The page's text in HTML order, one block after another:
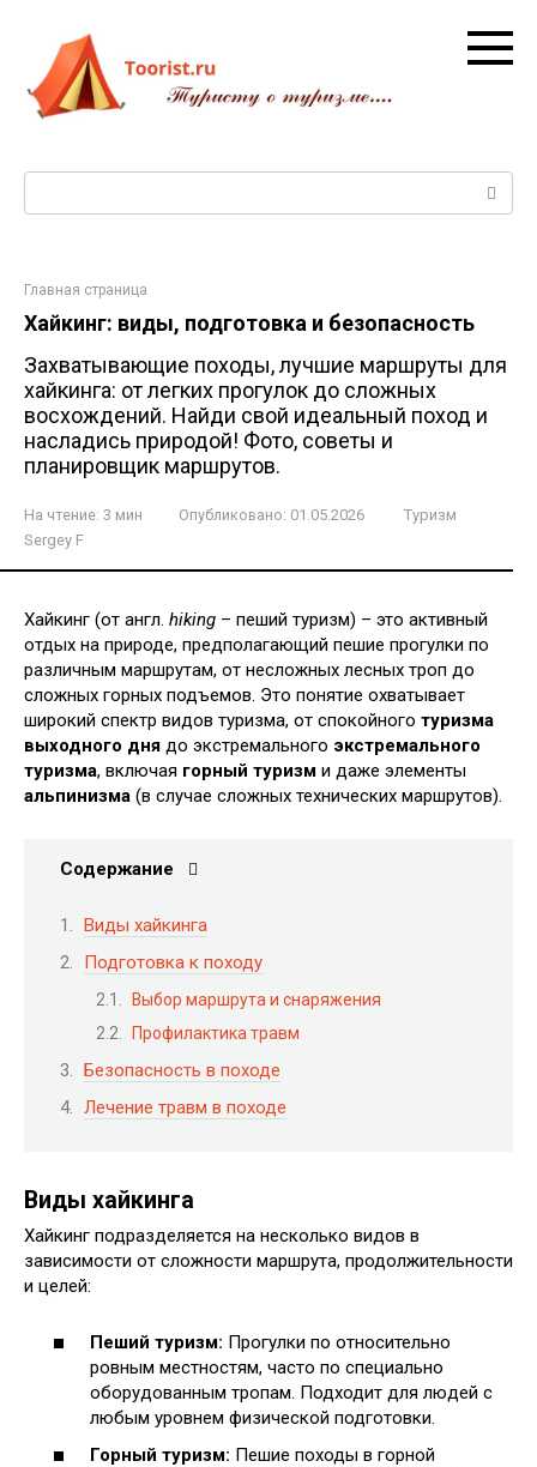
контенту
Главная страница
Хайкинг: виды, подготовка и безопасность
Захватывающие походы, лучшие маршруты для
хайкинга: от легких прогулок до сложных
восхождений. Найди свой идеальный поход и
насладись природой! Фото, советы и
планировщик маршрутов.
На чтение: 3 мин Опубликовано: 01.05.2026
Туризм
Sergey F
Хайкинг (от англ. hiking – пеший туризм) – это активный
отдых на природе, предполагающий пешие прогулки по
различным маршрутам, от несложных лесных троп до
сложных горных подъемов. Это понятие охватывает
широкий спектр видов туризма, от спокойного туризма
выходного дня до экстремального экстремального
туризма, включая горный туризм и даже элементы
альпинизма (в случае сложных технических маршрутов).
Содержание
Виды хайкинга
Подготовка к походу
Выбор маршрута и снаряжения
Профилактика травм
Безопасность в походе
Лечение травм в походе
Виды хайкинга
Хайкинг подразделяется на несколько видов в
зависимости от сложности маршрута, продолжительности
и целей:
Пеший туризм: Прогулки по относительно
ровным местностям, часто по специально
оборудованным тропам. Подходит для людей с
любым уровнем физической подготовки.
Горный туризм: Пешие походы в горной